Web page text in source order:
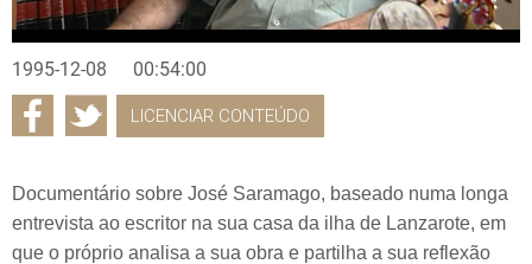
1995-12-08 00:54:00
LICENCIAR CONTEÚDO
Documentário sobre José Saramago, baseado numa longa
entrevista ao escritor na sua casa da ilha de Lanzarote, em
que o próprio analisa a sua obra e partilha a sua reflexão